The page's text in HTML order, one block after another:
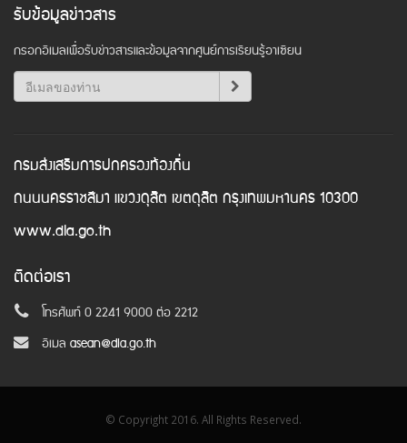
รับข้อมูลข่าวสาร
กรอกอีเมลเพื่อรับข่าวสารและข้อมูลจากศูนย์การเรียนรู้อาเซียน
กรมส่งเสริมการปกครองท้องถิ่น
ถนนนครราชสีมา แขวงดุสิต เขตดุสิต กรุงเทพมหานคร 10300
www.dla.go.th
ติดต่อเรา
โทรศัพท์ 0 2241 9000 ต่อ 2212
อีเมล asean@dla.go.th
© Copyright 2016. All Rights Reserved.